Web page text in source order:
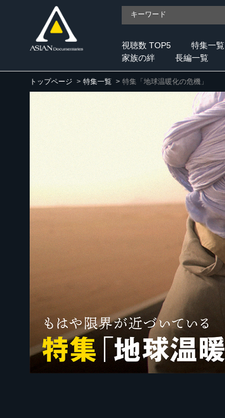
視聴数 TOP5 特集一覧
家族の絆
長編一覧
トップページ 特集一覧 特集「地球温暖化の危機」